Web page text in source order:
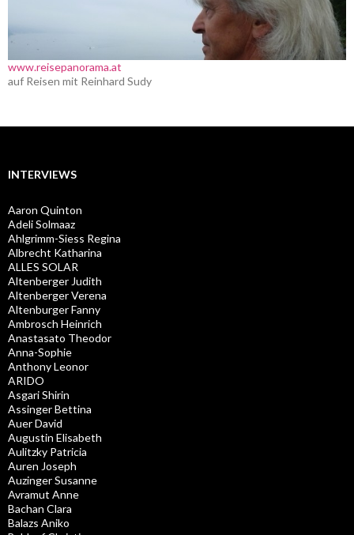
www.reisepanorama.at
auf Reisen mit Reinhard Sudy
INTERVIEWS
Aaron Quinton
Adeli Solmaaz
Ahlgrimm-Siess Regina
Albrecht Katharina
ALLES SOLAR
Altenberger Judith
Altenberger Verena
Altenburger Fanny
Ambrosch Heinrich
Anastasato Theodor
Anna-Sophie
Anthony Leonor
ARIDO
Asgari Shirin
Assinger Bettina
Auer David
Augustin Elisabeth
Aulitzky Patricia
Auren Joseph
Auzinger Susanne
Avramut Anne
Bachan Clara
Balazs Aniko